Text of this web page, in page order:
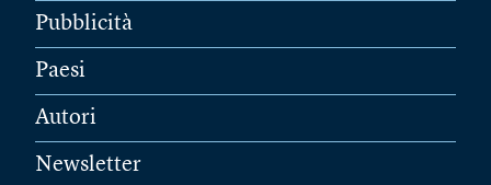
Pubblicità
Paesi
Autori
Newsletter